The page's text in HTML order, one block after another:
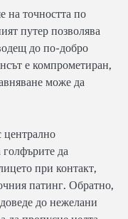
на точността по
путер позволява
до по-добро
е компрометиран,
може да
централно
да
при контакт,
патинг. Обратно,
до нежелани